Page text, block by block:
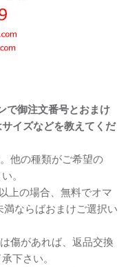
で御注文番号とおまけ
イズなどを教えてくだ
他の種類がご希望の
。
上の場合、無料でオマ
ならばおまけご選択い
傷があれば、返品交換
下さい。